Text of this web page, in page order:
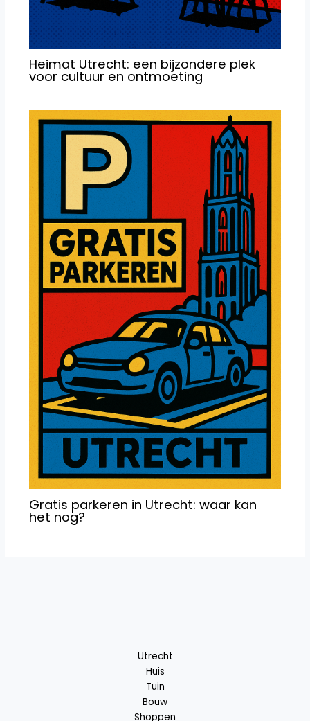
Heimat Utrecht: een bijzondere plek
voor cultuur en ontmoeting
Gratis parkeren in Utrecht: waar kan
het nog?
Utrecht
Huis
Tuin
Bouw
Shoppen